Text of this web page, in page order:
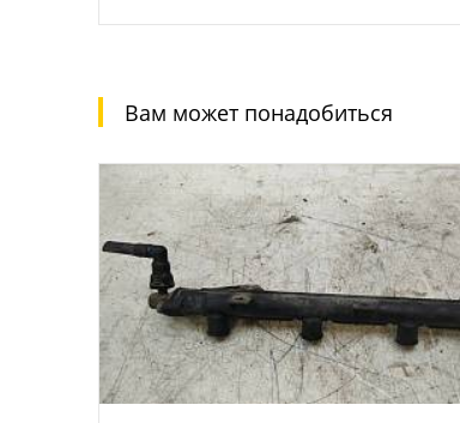
Вам может понадобиться